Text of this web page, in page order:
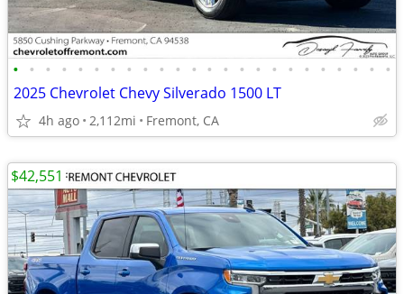
• • • • • • • • • • • • • • • • • • • • • • • •
2025 Chevrolet Chevy Silverado 1500 LT
4h ago 2,112mi Fremont, CA
$42,551